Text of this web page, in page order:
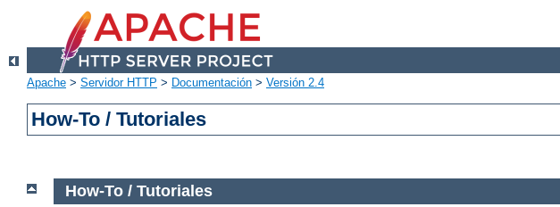
Apache > Servidor HTTP > Documentación > Versión 2.4
How-To / Tutoriales
How-To / Tutoriales